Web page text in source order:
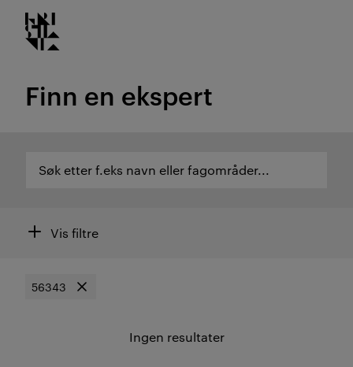
Gå
til
Kristiania logo
Finn en ekspert
Søk etter ekspertområde eller ansatte
Søk etter f.eks navn eller fagområder...
FiltreVis filtre
56343
Fjern filter
Ingen resultater